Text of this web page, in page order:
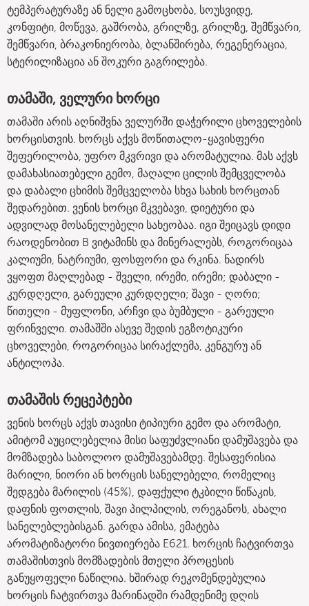
ტემპერატურაზე ან ნელი გამოცხობა, სოუსვიდე,
კონფიტი, მოწევა, გაშრობა, გრილზე, გრილზე, შემწვარი,
შემწვარი, ბრაკონიერობა, ბლანშირება, რეგენერაცია,
სტერილიზაცია ან შოკური გაგრილება.
თამაში, ველური ხორცი
თამაში არის აღნიშვნა ველურში დაჭერილი ცხოველების
ხორცისთვის. ხორცს აქვს მოწითალო-ყავისფერი
შეფერილობა, უფრო მკვრივი და არომატულია. მას აქვს
დამახასიათებელი გემო, მაღალი ცილის შემცველობა
და დაბალი ცხიმის შემცველობა სხვა სახის ხორცთან
შედარებით. ვენის ხორცი მკვებავი, დიეტური და
ადვილად მოსანელებელი სახეობაა. იგი შეიცავს დიდი
რაოდენობით B ვიტამინს და მინერალებს, როგორიცაა
კალიუმი, ნატრიუმი, ფოსფორი და რკინა. ნადირს
ვყოფთ მაღლებად - შველი, ირემი, ირემი; დაბალი -
კურდღელი, გარეული კურდღელი; შავი - ღორი;
წითელი - მუფლონი, არჩვი და ბუმბული - გარეული
ფრინველი. თამაშში ასევე შედის ეგზოტიკური
ცხოველები, როგორიცაა სირაქლემა, კენგურუ ან
ანტილოპა.
თამაშის რეცეპტები
ვენის ხორცს აქვს თავისი ტიპიური გემო და არომატი,
ამიტომ აუცილებელია მისი საფუძვლიანი დამუშავება და
მომზადება საბოლოო დამუშავებამდე. შესაფერისია
მარილი, ნიორი ან ხორცის სანელებელი, რომელიც
შედგება მარილის (45%), დაფქული ტკბილი წიწაკის,
დაფნის ფოთლის, შავი პილპილის, ორეგანოს, ახალი
სანელებლებისგან. გარდა ამისა, ემატება
არომატიზატორი ნივთიერება E621. ხორცის ჩატვირთვა
თამაშისთვის მომზადების მთელი პროცესის
განუყოფელი ნაწილია. ხშირად რეკომენდებულია
ხორცის ჩატვირთვა მარინადში რამდენიმე დღის